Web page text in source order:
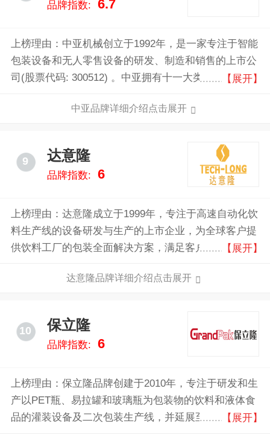
品牌指数: 6.7
上榜理由：中亚机械创立于1992年，是一家专注于智能
包装设备和无人零售设备的研发、制造和销售的上市公
司(股票代码: 300512) 。中亚拥有十一大类百余种各类
线，广泛应用于乳品、饮料、日化、医疗健康、油脂、
【展开】
中亚品牌详细介绍点击展开
9 达意隆
品牌指数: 6
上榜理由：达意隆成立于1999年，专注于高速自动化饮
料生产线的设备研发与生产的上市企业，为全球客户提
供饮料工厂的包装全面解决方案，满足客户产品研发、
链各个环节服务需求。
【展开】
达意隆品牌详细介绍点击展开
10 保立隆
品牌指数: 6
上榜理由：保立隆品牌创建于2010年，专注于研发和生
产以PET瓶、易拉罐和玻璃瓶为包装物的饮料和液体食
品的灌装设备及二次包装生产线，并延展至核心前处理
【展开】